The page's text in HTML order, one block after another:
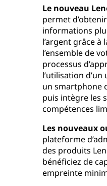
Le nouveau
permet
informations
l’argent grâce
l’ensemble de
processus
l’utilisation
un smartphone
puis intègre les
compétences
Les nouveaux
plateforme
des produits
bénéficiez de
empreinte